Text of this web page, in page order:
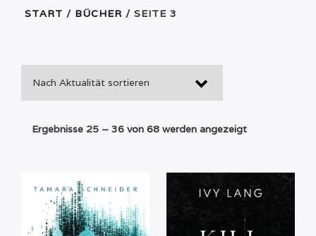
START / BÜCHER / SEITE 3
Ergebnisse 25 – 36 von 68 werden angezeigtNach